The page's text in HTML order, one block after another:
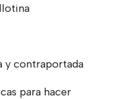
y contraportada
para hacer